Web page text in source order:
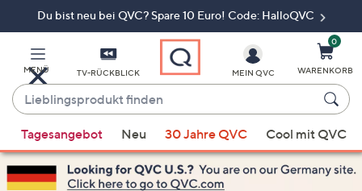
Du bist neu bei QVC? Spare 10 Euro! Code: HalloQVC
MENÜ TV-RÜCKBLICK
Lieblingsprodukt
finden
Vorschläge
verfügbar
sind,
MEIN QVC
0
WARENKORB
Tagesangebot Neu 30 Jahre QVC Cool mit QVC